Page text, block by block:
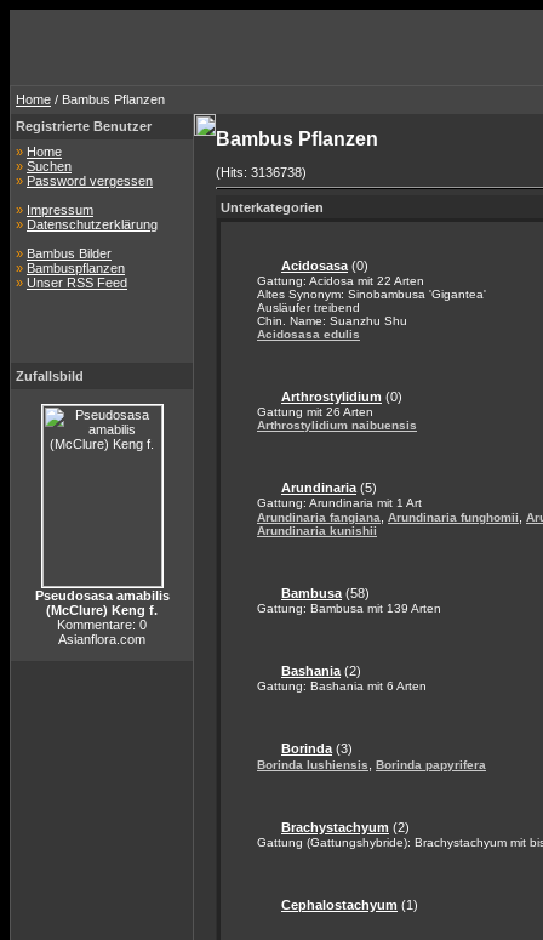
Home / Bambus Pflanzen
Registrierte Benutzer
» Home
» Suchen
» Password vergessen
» Impressum
» Datenschutzerklärung
» Bambus Bilder
» Bambuspflanzen
» Unser RSS Feed
Zufallsbild
Pseudosasa amabilis
(McClure) Keng f.
Kommentare: 0
Asianflora.com
Bambus Pflanzen
(Hits: 3136738)
Unterkategorien
Acidosasa (0)
Gattung: Acidosa mit 22 Arten
Altes Synonym: Sinobambusa 'Gigantea'
Ausläufer treibend
Chin. Name: Suanzhu Shu
Acidosasa edulis
Arthrostylidium (0)
Gattung mit 26 Arten
Arthrostylidium naibuensis
Arundinaria (5)
Gattung: Arundinaria mit 1 Art
Arundinaria fangiana
Arundinaria funghomii
Arundinaria kunishii
Bambusa (58)
Gattung: Bambusa mit 139 Arten
Bashania (2)
Gattung: Bashania mit 6 Arten
Borinda (3)
Borinda lushiensis Borinda papyrifera
Brachystachyum (2)
Gattung (Gattungshybride): Brachystachyum mit
Cephalostachyum (1)